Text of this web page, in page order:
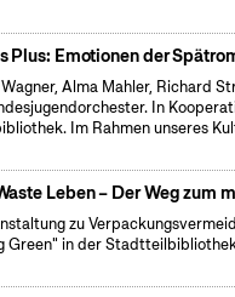
Plus: Emotionen der
Alma Mahler, Richard
In
Im Rahmen unseres
Leben – Der Weg zum
zu
Green" in der